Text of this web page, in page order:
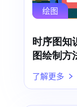
绘图
时序图知
图绘制方
了解更多